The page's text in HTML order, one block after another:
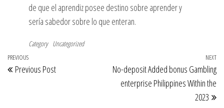
de que el aprendiz posee destino sobre aprender y
serí­a sabedor sobre lo que enteran.
Category Uncategorized
Post
navigation
Previous
Post
PREVIOUS
Previous Post
NEXT
No-deposit Added bonus Gambling
enterprise Philippines Within the
2023